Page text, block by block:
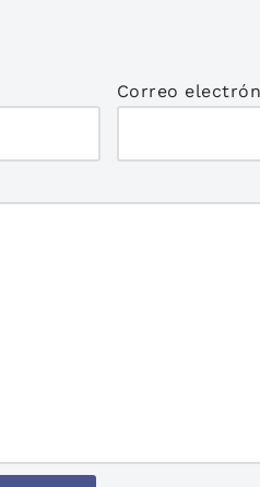
Correo